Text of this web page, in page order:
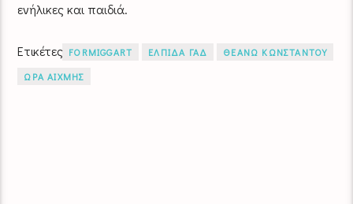
ενήλικες και παιδιά.
Ετικέτες FORMIGGART ΕΛΠΙΔΑ ΓΑΔ
ΘΕΑΝΩ ΚΩΝΣΤΑΝΤΟΥ
ΩΡΑ ΑΙΧΜΗΣ